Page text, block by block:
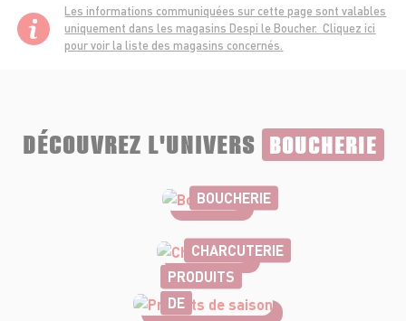
Les informations communiquées sur cette page sont valables
uniquement dans les magasins Despi le Boucher. Cliquez ici
pour voir la liste des magasins concernés.
DÉCOUVREZ L'UNIVERS BOUCHERIE
BOUCHERIE
CHARCUTERIE
PRODUITS
DE